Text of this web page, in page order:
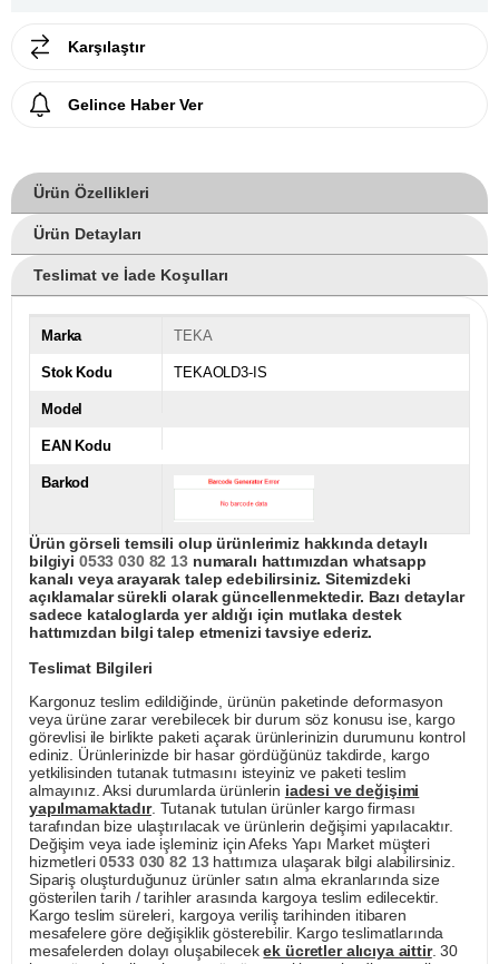
Karşılaştır
Gelince Haber Ver
Ürün Özellikleri
Ürün Detayları
Teslimat ve İade Koşulları
Marka TEKA
Stok Kodu TEKAOLD3-IS
Model
EAN Kodu
Barkod
Ürün görseli temsili olup ürünlerimiz hakkında detaylı
bilgiyi 0533 030 82 13numaralı hattımızdan whatsapp
kanalı veya arayarak talep edebilirsiniz. Sitemizdeki
açıklamalar sürekli olarak güncellenmektedir. Bazı detaylar
sadece kataloglarda yer aldığı için mutlaka destek
hattımızdan bilgi talep etmenizi tavsiye ederiz.
Teslimat Bilgileri
Kargonuz teslim edildiğinde, ürünün paketinde deformasyon
veya ürüne zarar verebilecek bir durum söz konusu ise, kargo
görevlisi ile birlikte paketi açarak ürünlerinizin durumunu kontrol
ediniz. Ürünlerinizde bir hasar gördüğünüz takdirde, kargo
yetkilisinden tutanak tutmasını isteyiniz ve paketi teslim
almayınız. Aksi durumlarda ürünlerin iadesi ve değişimi
yapılmamaktadır. Tutanak tutulan ürünler kargo firması
tarafından bize ulaştırılacak ve ürünlerin değişimi yapılacaktır.
Değişim veya iade işleminiz için Afeks Yapı Market müşteri
hizmetleri0533 030 82 13hattımıza ulaşarak bilgi alabilirsiniz.
Sipariş oluşturduğunuz ürünler satın alma ekranlarında size
gösterilen tarih / tarihler arasında kargoya teslim edilecektir.
Kargo teslim süreleri, kargoya veriliş tarihinden itibaren
mesafelere göre değişiklik gösterebilir. Kargo teslimatlarında
mesafelerden dolayı oluşabilecekek ücretler alıcıya aittir. 30